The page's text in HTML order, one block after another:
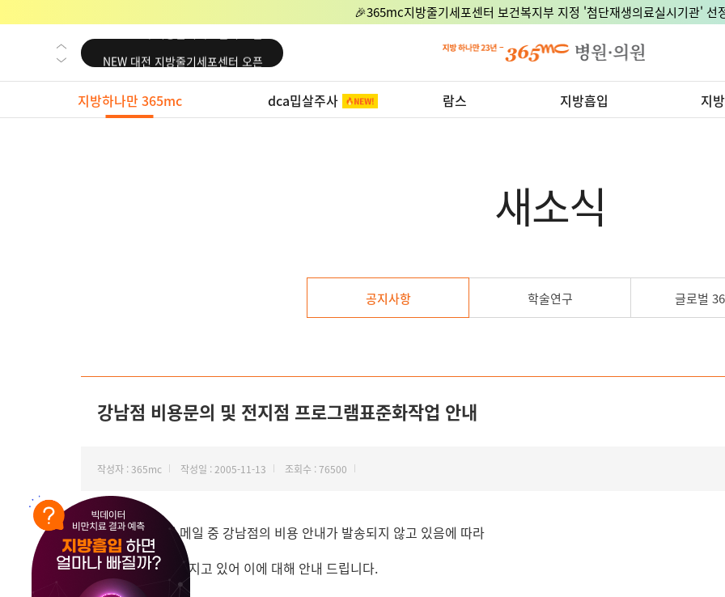
🎉365mc지방줄기세포센터 보건복지부 지정 '첨단재생의료실시기관' 선
NEW 교대 지방줄기세포센터 오픈
NEW 대전 지방줄기세포센터 오픈
NEW 노원 지방줄기세포센터 오픈
NEW 미국 LA점 오픈
지방하나만 365mc dca밉살주사 람스 지방흡입 지
새소식
공지사항 학술연구 글로벌
강남점 비용문의 및 전지점 프로그램표준화작업 안내
작성자 : 365mc 작성일 : 2005-11-13 조회수 : 76500
현재 비용 안내 메일 중 강남점의 비용 안내가 발송되지 않고 있음에 따라
많은 문의가 이어지고 있어 이에 대해 안내 드립니다.